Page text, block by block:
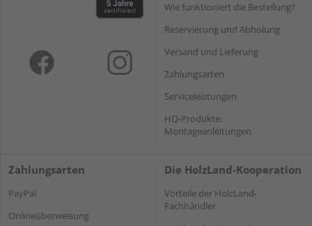
Wie funktioniert die Bestellung?
Reservierung und Abholung
Versand und Lieferung
Zahlungsarten
Serviceleistungen
HQ-Produkte:
Montageanleitungen
Zahlungsarten
PayPal
Onlineüberweisung
Die HolzLand-Kooperation
Vorteile der HolzLand-
Fachhändler